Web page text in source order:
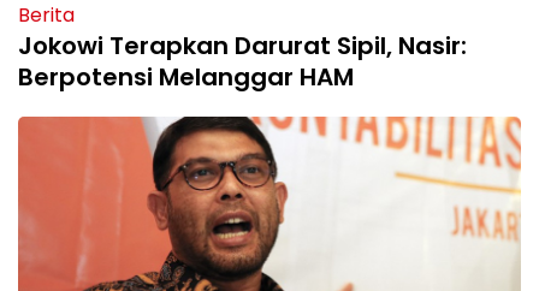
Berita
Jokowi Terapkan Darurat Sipil, Nasir:
Berpotensi Melanggar HAM